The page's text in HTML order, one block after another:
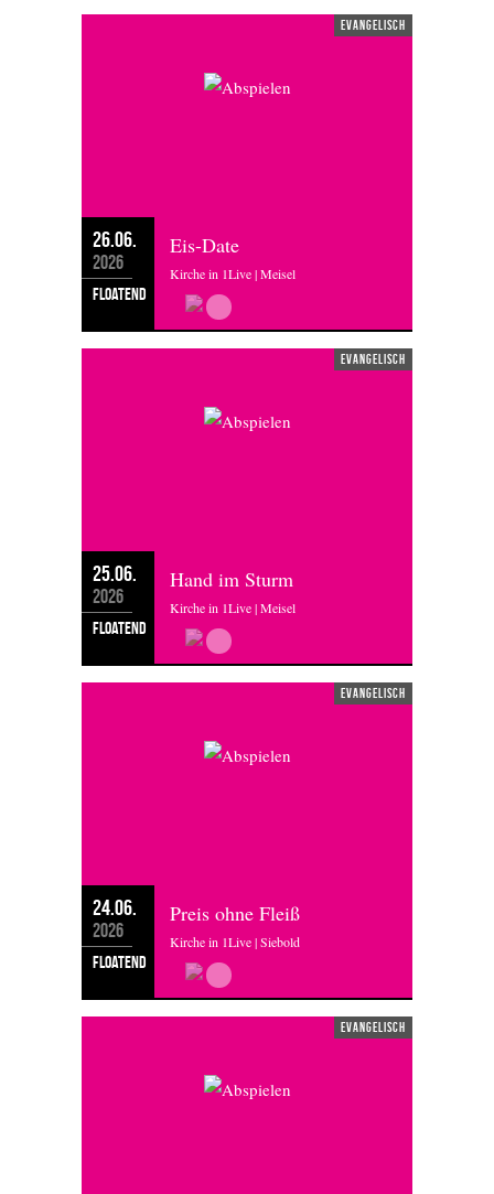
evangelisch
26.06.
2026
floatend
Eis-Date
Kirche in 1Live | Meisel
evangelisch
25.06.
2026
floatend
Hand im Sturm
Kirche in 1Live | Meisel
evangelisch
24.06.
2026
floatend
Preis ohne Fleiß
Kirche in 1Live | Siebold
evangelisch